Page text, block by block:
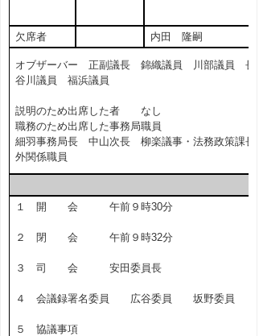
欠席者 内田 隆嗣
オブザーバー 正副議長 錦織議員 川部議員 長
谷川議員 福浜議員
説明のため出席した者 なし
職務のため出席した事務局職員
細羽事務局長 中山次長 柳楽議事・法務政策課長
外関係職員
１ 開 会 午前９時30分
２ 閉 会 午前９時32分
３ 司 会 安田委員長
４ 会議録署名委員 広谷委員 坂野委員
５ 協議事項